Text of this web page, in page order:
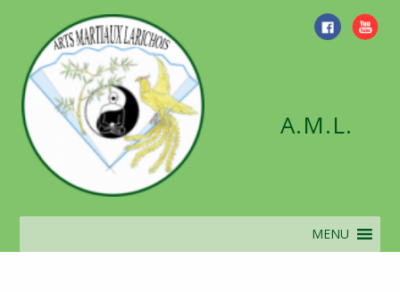
content
A.M.L.
MENU